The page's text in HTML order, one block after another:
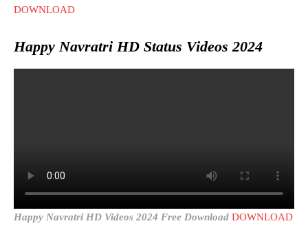
DOWNLOAD
Happy Navratri HD Status Videos 2024
Happy Navratri HD Videos 2024 Free Download DOWNLOAD